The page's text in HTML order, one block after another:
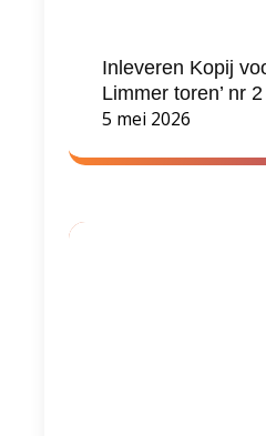
Inleveren Kopij
Limmer toren’ nr 2
5 mei 2026